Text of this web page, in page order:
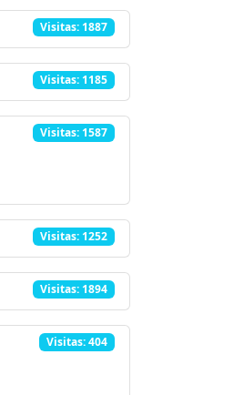
Visitas: 1887
Visitas: 1185
Visitas: 1587
Visitas: 1252
Visitas: 1894
Visitas: 404